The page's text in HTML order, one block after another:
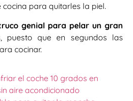
cocina para quitarles la piel.
genial para pelar un gran
, puesto que en segundos las
cocinar.
el coche 10 grados en
aire acondicionado